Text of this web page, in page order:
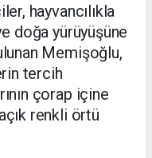
hayvancılıkla
doğa yürüyüşüne
Memişoğlu,
tercih
çorap içine
renkli örtü